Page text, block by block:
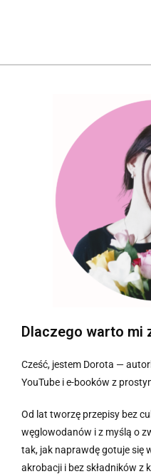
Dlaczego warto mi
Cześć, jestem Dorota —
YouTube i e-booków z
Od lat tworzę przepisy bez
węglowodanów i z myślą o
tak, jak naprawdę gotuje się
akrobacji i bez składników z